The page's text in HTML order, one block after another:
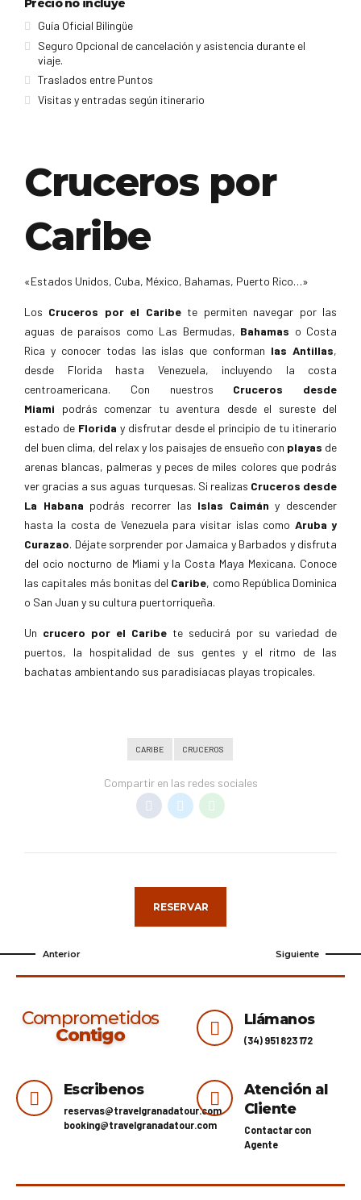
Precio no incluye
Guía Oficial Bilingüe
Seguro Opcional de cancelación y asistencia durante el
viaje.
Traslados entre Puntos
Visitas y entradas según itinerario
Cruceros por
Caribe
«Estados Unidos, Cuba, México, Bahamas, Puerto Rico…»
Los Cruceros por el Caribete permiten navegar por las
aguas de paraísos como Las Bermudas, Bahamas o Costa
Rica y conocer todas las islas que conforman las Antillas,
desde Florida hasta Venezuela, incluyendo la costa
centroamericana. Con nuestros Cruceros desde
Miami podrás comenzar tu aventura desde el sureste del
estado de Florida y disfrutar desde el principio de tu itinerario
del buen clima, del relax y los paisajes de ensueño con playas de
arenas blancas, palmeras y peces de miles colores que podrás
ver gracias a sus aguas turquesas. Si realizas Cruceros desde
La Habana podrás recorrer las Islas Caimán y descender
hasta la costa de Venezuela para visitar islas como Aruba y
Curazao. Déjate sorprender por Jamaica y Barbados y disfruta
del ocio nocturno de Miami y la Costa Maya Mexicana. Conoce
las capitales más bonitas del Caribe, como República Dominica
o San Juan y su cultura puertorriqueña.
Un crucero por el Caribe te seducirá por su variedad de
puertos, la hospitalidad de sus gentes y el ritmo de las
bachatas ambientando sus paradisíacas playas tropicales.
CARIBE CRUCEROS
Compartir en las redes sociales
RESERVAR
Anterior Siguiente
Comprometidos
Contigo
Llámanos
(34) 951 823 172
Escribenos
reservas@travelgranadatour.com
booking@travelgranadatour.com
Atención al
Cliente
Contactar con
Agente